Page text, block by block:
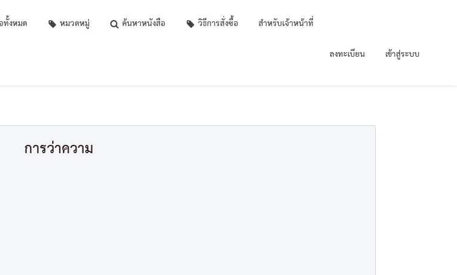
ทั้งหมด หมวดหมู่ ค้นหาหนังสือ วิธีการสั่งซื้อ
สำหรับเจ้าหน้าที่
ลงทะเบียน
เข้าสู่ระบบ
การว่าความ